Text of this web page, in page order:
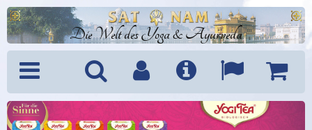
Die Welt des Yoga & Ayurveda
Menü SucheBenutzerkonto
Info Sprachen